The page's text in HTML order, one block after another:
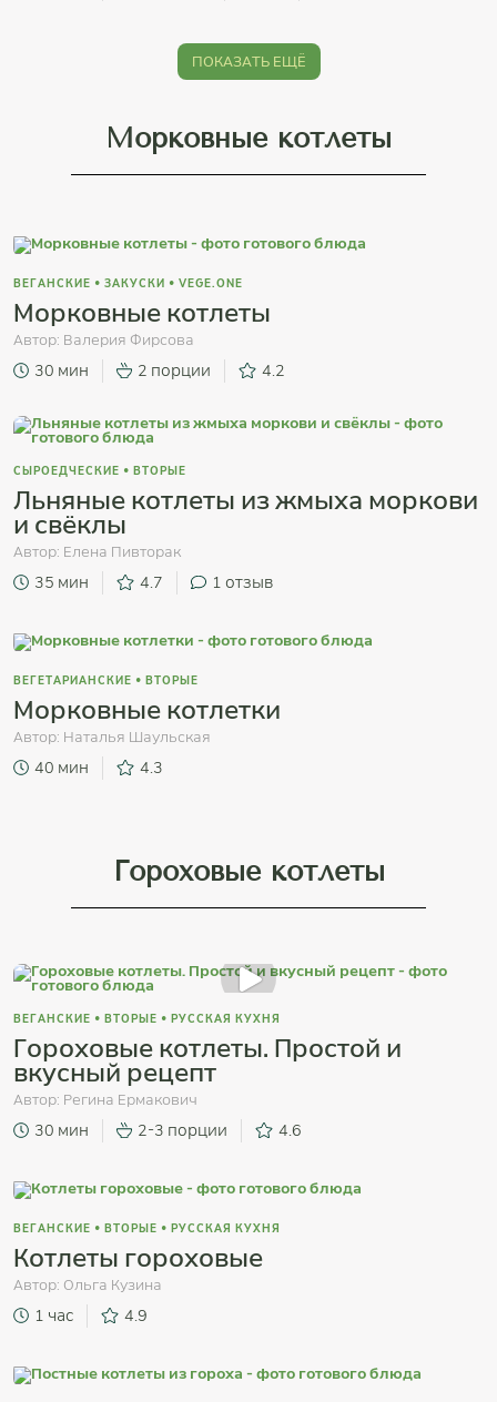
ПОКАЗАТЬ ЕЩЁ
Морковные котлеты
ВЕГАНСКИЕ • ЗАКУСКИ • VEGE.ONE
Морковные котлеты
Автор: Валерия Фирсова
30 мин 2 порции 4.2
СЫРОЕДЧЕСКИЕ • ВТОРЫЕ
Льняные котлеты из жмыха моркови
и свёклы
Автор: Елена Пивторак
35 мин 4.7 1 отзыв
ВЕГЕТАРИАНСКИЕ • ВТОРЫЕ
Морковные котлетки
Автор: Наталья Шаульская
40 мин 4.3
Гороховые котлеты
ВЕГАНСКИЕ • ВТОРЫЕ • РУССКАЯ КУХНЯ
Гороховые котлеты. Простой и
вкусный рецепт
Автор: Регина Ермакович
30 мин 2-3 порции 4.6
ВЕГАНСКИЕ • ВТОРЫЕ • РУССКАЯ КУХНЯ
Котлеты гороховые
Автор: Ольга Кузина
1 час 4.9